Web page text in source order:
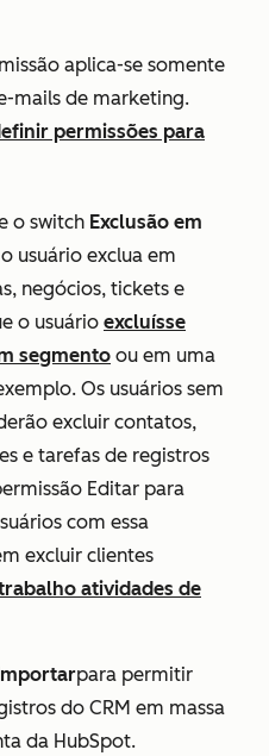
aplica-se somente
mails de marketing.
permissões para
o switch Exclusão em
usuário exclua em
negócios, tickets e
o usuário excluísse
segmento ou em uma
Os usuários sem
excluir contatos,
e tarefas de registros
Editar para
com essa
excluir clientes
atividades de
Importarpara permitir
do CRM em massa
da HubSpot.